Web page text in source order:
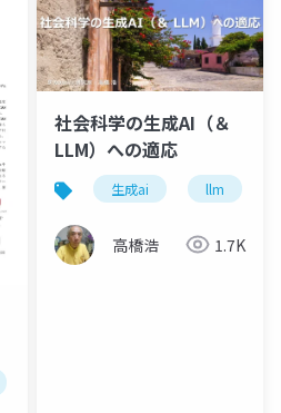
社会科学の生成AI（＆
LLM）への適応
生成ai llm
高橋浩 1.7K